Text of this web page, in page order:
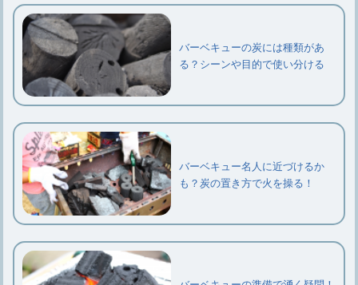
バーベキューの炭には種類があ
る？シーンや目的で使い分ける
バーベキュー名人に近づけるか
も？炭の置き方で火を操る！